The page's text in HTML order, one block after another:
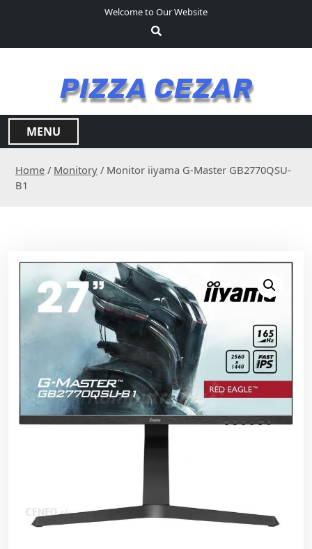
Welcome to Our Website
PIZZA CEZAR
MENU
Home / Monitory / Monitor iiyama G-Master GB2770QSU-
B1